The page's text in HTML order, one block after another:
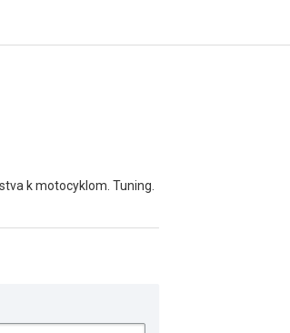
k motocyklom. Tuning.